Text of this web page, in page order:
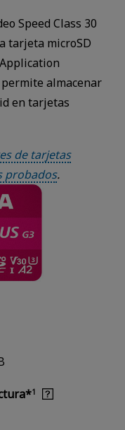
Speed Class 30
tarjeta microSD
Application
permite almacenar
en tarjetas
de tarjetas
probados.
1